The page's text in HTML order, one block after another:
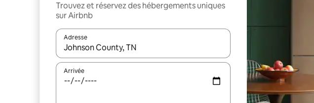
Trouvez et réservez des hébergements uniques
sur Airbnb
Adresse
Lorsque les résultats s'affichent, utilisez les flèches vers le haut et vers le bas
Arrivée